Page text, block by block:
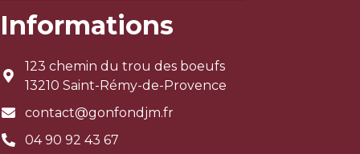
Informations
123 chemin du trou des boeufs
13210 Saint-Rémy-de-Provence
contact@gonfondjm.fr
04 90 92 43 67